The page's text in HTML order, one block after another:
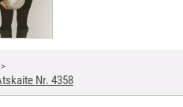
Nr. 4358